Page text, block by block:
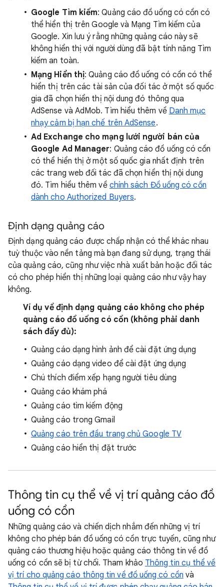
Google Tìm kiếm: Quảng cáo đồ uống có cồn có
thể hiển thị trên Google và Mạng Tìm kiếm của
Google. Xin lưu ý rằng những quảng cáo này sẽ
không hiển thị với người dùng đã bật tính năng Tìm
kiếm an toàn.
Mạng Hiển thị: Quảng cáo đồ uống có cồn có thể
hiển thị trên các tài sản của đối tác ở một số quốc
gia đã chọn hiển thị nội dung đó thông qua
AdSense và AdMob. Tìm hiểu thêm về Danh mục
nhạy cảm bị hạn chế trên AdSense.
Ad Exchange cho mạng lưới người bán của
Google Ad Manager: Quảng cáo đồ uống có cồn
có thể hiển thị ở một số quốc gia nhất định trên
các trang web đối tác đã chọn hiển thị nội dung
đó. Tìm hiểu thêm về chính sách Đồ uống có cồn
dành cho Authorized Buyers.
Định dạng quảng cáo
Định dạng quảng cáo được chấp nhận có thể khác nhau
tuỳ thuộc vào nền tảng mà bạn đang sử dụng, trạng thái
của quảng cáo, cũng như việc nhà xuất bản hoặc đối tác
có cho phép hiển thị những loại quảng cáo như vậy hay
không.
Ví dụ về định dạng quảng cáo không cho phép
quảng cáo đồ uống có cồn (không phải danh
sách đầy đủ):
Quảng cáo dạng hình ảnh để cài đặt ứng dụng
Quảng cáo dạng video để cài đặt ứng dụng
Chú thích điểm xếp hạng người tiêu dùng
Quảng cáo khám phá
Quảng cáo tìm kiếm động
Quảng cáo trong Gmail
Quảng cáo trên đầu trang chủ Google TV
Quảng cáo hiển thị đặt trước
Thông tin cụ thể về vị trí quảng cáo đồ
uống có cồn
Những quảng cáo và chiến dịch nhắm đến những vị trí
không cho phép bán đồ uống có cồn trực tuyến, cũng như
quảng cáo thương hiệu hoặc quảng cáo thông tin về đồ
uống có cồn sẽ bị từ chối. Tham khảo Thông tin cụ thể về
vị trí cho quảng cáo thông tin về đồ uống có cồn và